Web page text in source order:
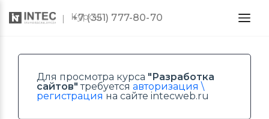
Курсы
+7 (351) 777-80-70
Для просмотра курса "Разработка
сайтов" требуется авторизация \
регистрация на сайте intecweb.ru